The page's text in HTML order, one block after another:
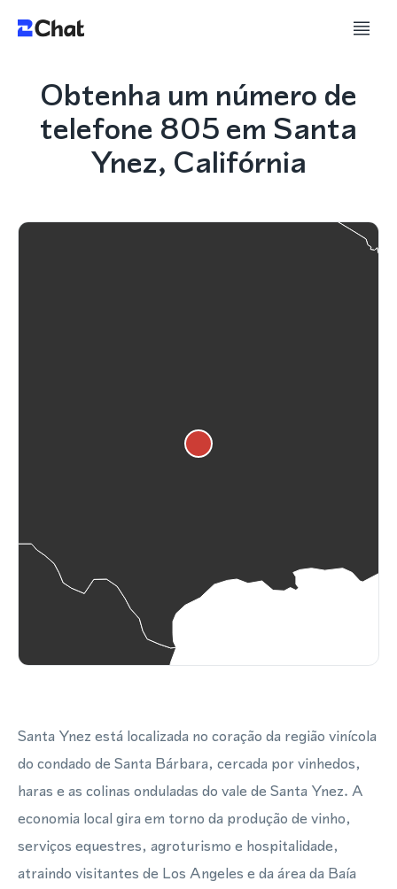
Obtenha um número de
telefone 805 em Santa
Ynez, Califórnia
Santa Ynez está localizada no coração da região vinícola
do condado de Santa Bárbara, cercada por vinhedos,
haras e as colinas onduladas do vale de Santa Ynez. A
economia local gira em torno da produção de vinho,
serviços equestres, agroturismo e hospitalidade,
atraindo visitantes de Los Angeles e da área da Baía